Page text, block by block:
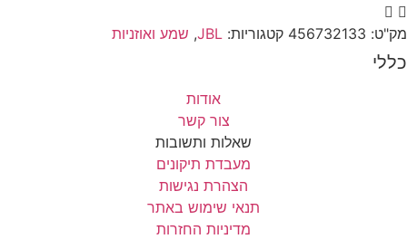
מק"ט: 456732133 קטגוריות: JBL
, שמע ואוזניות
כללי
אודות
צור קשר
שאלות ותשובות
מעבדת תיקונים
הצהרת נגישות
תנאי שימוש באתר
מדיניות החזרות